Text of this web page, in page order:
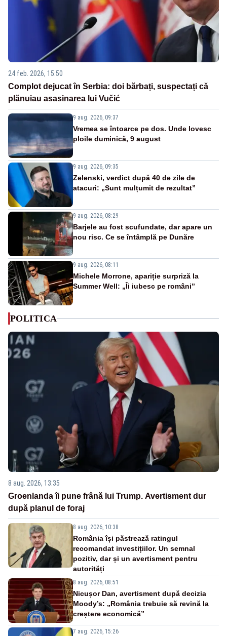
24 feb. 2026, 15:50
Complot dejucat în Serbia: doi bărbați, suspectați că
plănuiau asasinarea lui Vučić
9 aug. 2026, 09:37
Vremea se întoarce pe dos. Unde lovesc
ploile duminică, 9 august
9 aug. 2026, 09:35
Zelenski, verdict după 40 de zile de
atacuri: „Sunt mulțumit de rezultat”
9 aug. 2026, 08:29
Barjele au fost scufundate, dar apare un
nou risc. Ce se întâmplă pe Dunăre
9 aug. 2026, 08:11
Michele Morrone, apariție surpriză la
Summer Well: „Îi iubesc pe români”
POLITICA
8 aug. 2026, 13:35
Groenlanda îi pune frână lui Trump. Avertisment dur
după planul de foraj
8 aug. 2026, 10:38
România își păstrează ratingul
recomandat investițiilor. Un semnal
pozitiv, dar și un avertisment pentru
autorități
8 aug. 2026, 08:51
Nicușor Dan, avertisment după decizia
Moody’s: „România trebuie să revină la
creștere economică”
7 aug. 2026, 15:26